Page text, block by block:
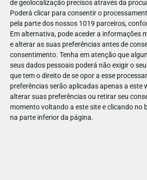
de geolocalização precisos através da
Poderá clicar para consentir o
pela parte dos nossos 1019 parceiros,
Em alternativa, pode aceder a informações
e alterar as suas preferências antes de
consentimento. Tenha em atenção que
seus dados pessoais poderá não exigir o
que tem o direito de se opor a esse
preferências serão aplicadas apenas a este
alterar suas preferências ou retirar seu
momento voltando a este site e clicando no
na parte inferior da página.
70357